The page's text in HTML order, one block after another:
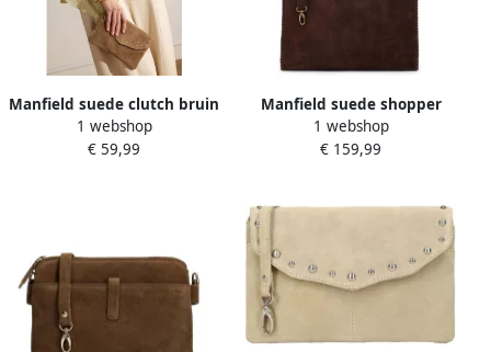
Manfield suede clutch bruin
1 webshop
€ 59,99
Manfield suede shopper
donkerbruin
1 webshop
€ 159,99